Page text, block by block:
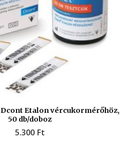
Etalon vércukormérőhöz,
50 db/doboz
5.300 Ft